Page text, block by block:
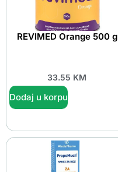
REVIMED Orange 500 g
33.55 KM
Dodaj u korpu